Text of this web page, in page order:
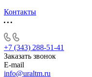
Контакты
+7 (343) 288-51-41
Заказать звонок
E-mail
info@uraltm.ru